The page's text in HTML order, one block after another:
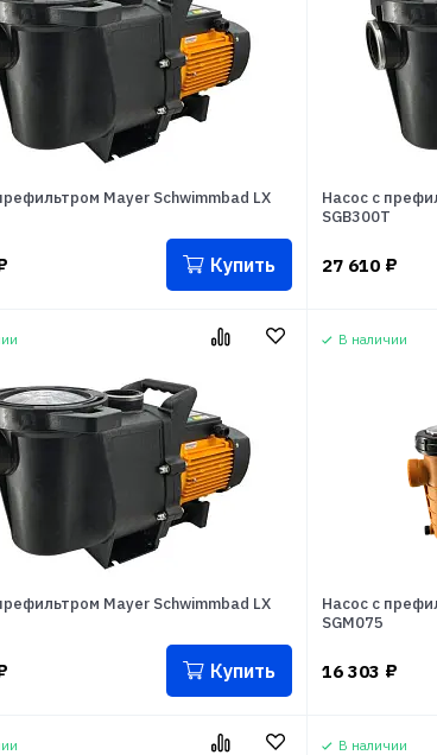
Mayer Schwimmbad LX
Купить
Насос с
SGB300T
27 610 ₽
Mayer Schwimmbad LX
Купить
В наличии
Насос с
SGM075
16 303 ₽
В наличии